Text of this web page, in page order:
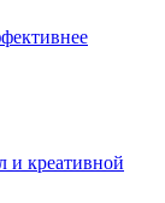
и креативной